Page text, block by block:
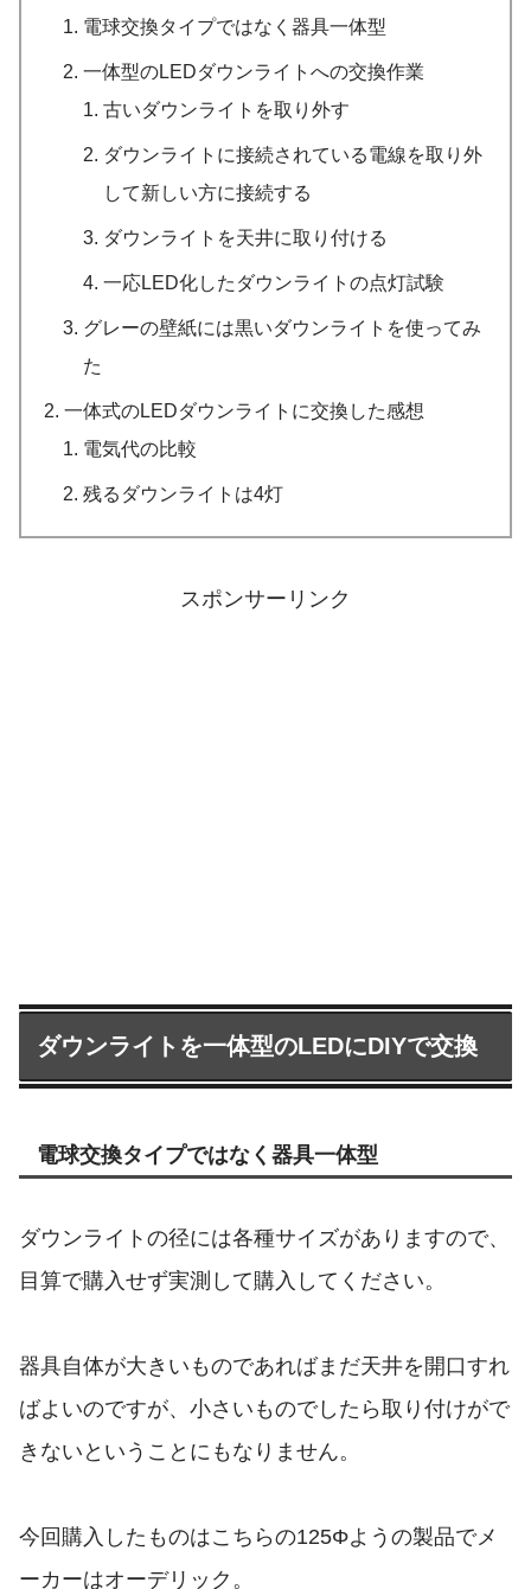
電球交換タイプではなく器具一体型
一体型のLEDダウンライトへの交換作業
古いダウンライトを取り外す
ダウンライトに接続されている電線を取り外
して新しい方に接続する
ダウンライトを天井に取り付ける
一応LED化したダウンライトの点灯試験
グレーの壁紙には黒いダウンライトを使ってみ
た
一体式のLEDダウンライトに交換した感想
電気代の比較
残るダウンライトは4灯
スポンサーリンク
ダウンライトを一体型のLEDにDIYで交換
電球交換タイプではなく器具一体型
ダウンライトの径には各種サイズがありますので、
目算で購入せず実測して購入してください。
器具自体が大きいものであればまだ天井を開口すれ
ばよいのですが、小さいものでしたら取り付けがで
きないということにもなりません。
今回購入したものはこちらの125Φようの製品でメ
ーカーはオーデリック。